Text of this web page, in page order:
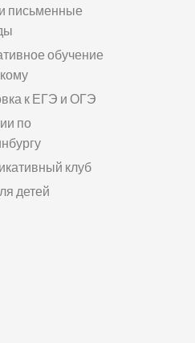
письменные
обучение
к ЕГЭ и ОГЭ
по
клуб
детей